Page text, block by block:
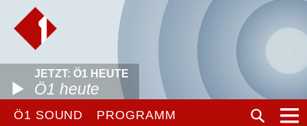
JETZT: Ö1 HEUTE
Ö1 heute
Ö1 SOUND PROGRAMM